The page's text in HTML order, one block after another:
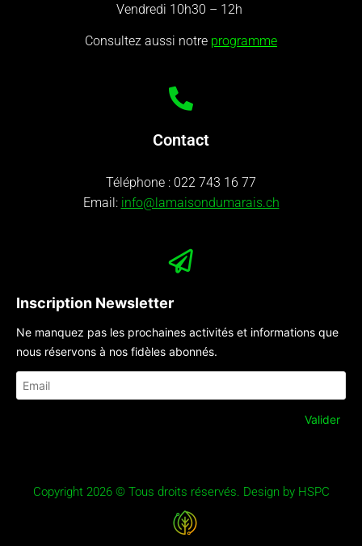
Vendredi 10h30 – 12h
Consultez aussi notre programme
Contact
Téléphone : 022 743 16 77
Email: info@lamaisondumarais.ch
Inscription Newsletter
Ne manquez pas les prochaines activités et informations que
nous réservons à nos fidèles abonnés.
Copyright 2026 © Tous droits réservés. Design by HSPC